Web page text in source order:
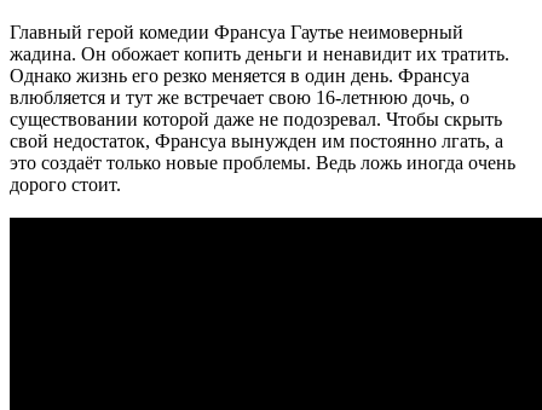
Главный герой комедии Франсуа Гаутье неимоверный
жадина. Он обожает копить деньги и ненавидит их тратить.
Однако жизнь его резко меняется в один день. Франсуа
влюбляется и тут же встречает свою 16-летнюю дочь, о
существовании которой даже не подозревал. Чтобы скрыть
свой недостаток, Франсуа вынужден им постоянно лгать, а
это создаёт только новые проблемы. Ведь ложь иногда очень
дорого стоит.